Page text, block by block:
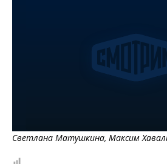
Светлана Матушкина, Максим